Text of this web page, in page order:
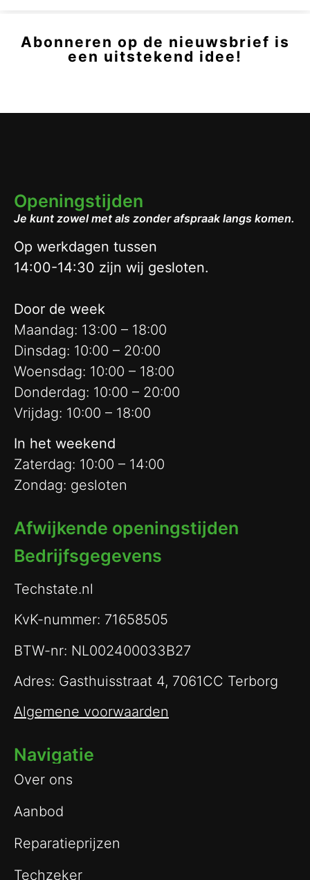
Abonneren op de nieuwsbrief is
een uitstekend idee!
Openingstijden
Je kunt zowel met als zonder afspraak langs komen.
Op werkdagen tussen
14:00-14:30 zijn wij gesloten.
Door de week
Maandag: 13:00 – 18:00
Dinsdag: 10:00 – 20:00
Woensdag: 10:00 – 18:00
Donderdag: 10:00 – 20:00
Vrijdag: 10:00 – 18:00
In het weekend
Zaterdag: 10:00 – 14:00
Zondag: gesloten
Afwijkende openingstijden
Bedrijfsgegevens
Techstate.nl
KvK-nummer: 71658505
BTW-nr: NL002400033B27
Adres: Gasthuisstraat 4, 7061CC Terborg
Algemene voorwaarden
Navigatie
Over ons
Aanbod
Reparatieprijzen
Techzeker